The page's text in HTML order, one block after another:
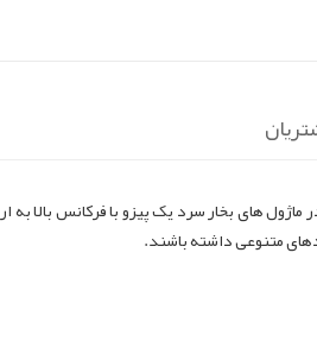
های بخار سرد یک پیزو با فرکانس بالا
متنوعی داشته باشند.